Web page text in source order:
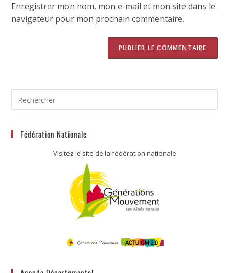
Enregistrer mon nom, mon e-mail et mon site dans le
navigateur pour mon prochain commentaire.
Fédération Nationale
Visitez le site de la fédération nationale